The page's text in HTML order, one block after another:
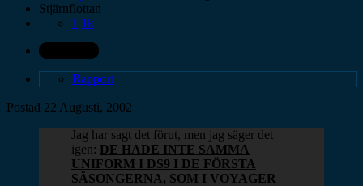
Stjärnflottan
1,1k
Rapport
Postad 22 Augusti, 2002
Jag har sagt det förut, men jag säger det
igen: DE HADE INTE SAMMA
UNIFORM I DS9 I DE FÖRSTA
SÄSONGERNA, SOM I VOYAGER